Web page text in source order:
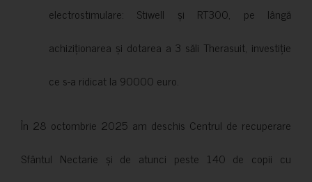
electrostimulare: Stiwell și RT300, pe lângă
achiziționarea și dotarea a 3 săli Therasuit, investiție
ce s-a ridicat la 90000 euro.
În 28 octombrie 2025 am deschis Centrul de recuperare
Sfântul Nectarie și de atunci peste 140 de copii cu